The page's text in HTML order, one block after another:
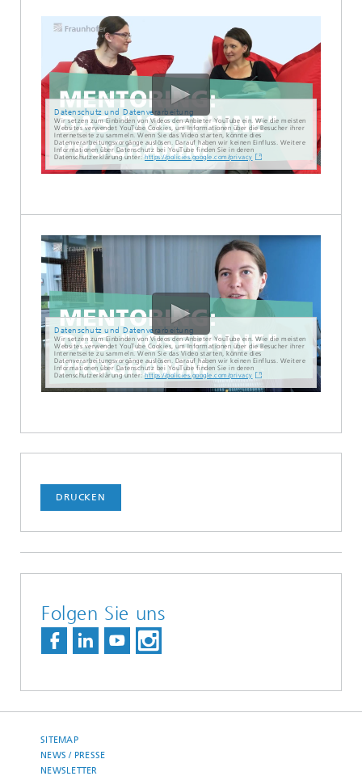
Datenschutz und Datenverarbeitung
Wir setzen zum Einbinden von Videos den Anbieter YouTube ein. Wie die meisten
Websites verwendet YouTube Cookies, um Informationen über die Besucher ihrer
Internetseite zu sammeln. Wenn Sie das Video starten, könnte dies
Datenverarbeitungsvorgänge auslösen. Darauf haben wir keinen Einfluss. Weitere
Informationen über Datenschutz bei YouTube finden Sie in deren
Datenschutzerklärung unter:https://policies.google.com/privacy
Datenschutz und Datenverarbeitung
Wir setzen zum Einbinden von Videos den Anbieter YouTube ein. Wie die meisten
Websites verwendet YouTube Cookies, um Informationen über die Besucher ihrer
Internetseite zu sammeln. Wenn Sie das Video starten, könnte dies
Datenverarbeitungsvorgänge auslösen. Darauf haben wir keinen Einfluss. Weitere
Informationen über Datenschutz bei YouTube finden Sie in deren
Datenschutzerklärung unter:https://policies.google.com/privacy
DRUCKEN
Folgen Sie uns
SITEMAP
NEWS / PRESSE
NEWSLETTER